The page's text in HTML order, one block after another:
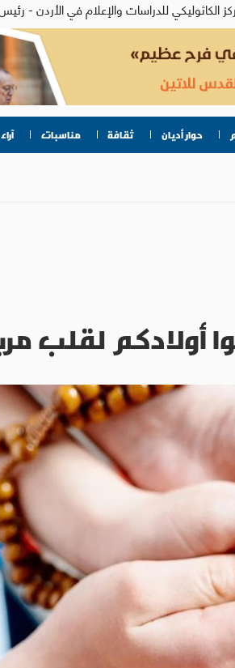
حوار أديان ثقافة مناسبات
لقلب